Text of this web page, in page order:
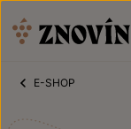
E-SHOP